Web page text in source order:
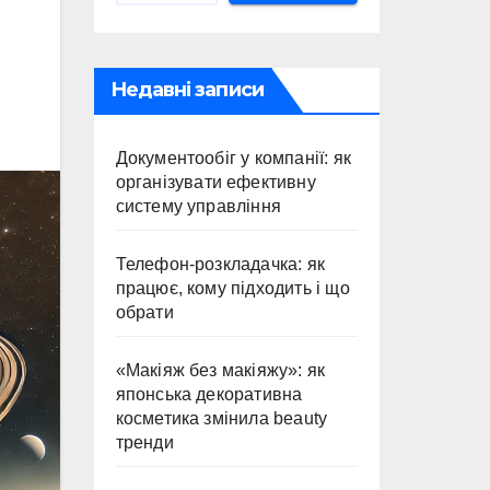
Недавні записи
Документообіг у компанії: як
організувати ефективну
систему управління
Телефон-розкладачка: як
працює, кому підходить і що
обрати
«Макіяж без макіяжу»: як
японська декоративна
косметика змінила beauty
тренди